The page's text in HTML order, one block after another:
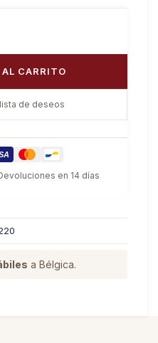
AL CARRITO
de deseos
en 14 días
a Bélgica.